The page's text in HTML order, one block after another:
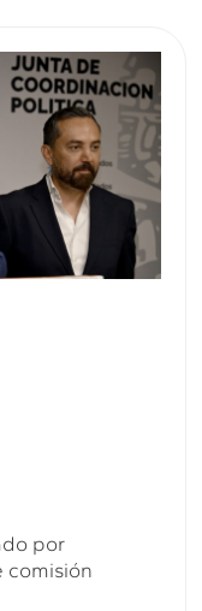
por
comisión